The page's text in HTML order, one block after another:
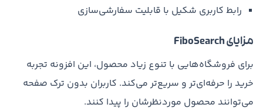
رابط کاربری شکیل با قابلیت سفارشی‌سازی
مزایای FiboSearch
برای فروشگاه‌هایی با تنوع زیاد محصول، این افزونه تجربه
خرید را حرفه‌ای‌تر و سریع‌تر می‌کند. کاربران بدون ترک صفحه
می‌توانند محصول موردنظرشان را پیدا کنند.